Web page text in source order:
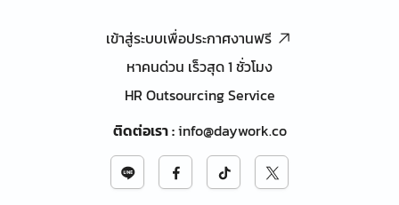
เข้าสู่ระบบเพื่อประกาศงานฟรี
หาคนด่วน เร็วสุด 1 ชั่วโมง
HR Outsourcing Service
ติดต่อเรา:info@daywork.co